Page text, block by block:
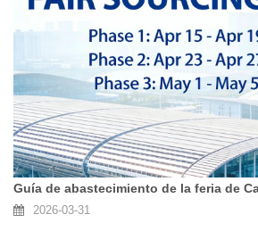
2026-03-31